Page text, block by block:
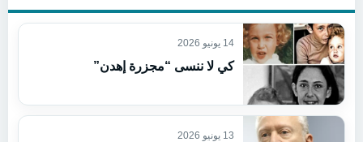
14 يونيو 2026
كي لا ننسى “مجزرة إهدن”
13 يونيو 2026